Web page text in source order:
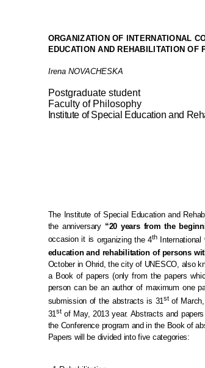
ORGANIZATION OF INTERNATIONAL
EDUCATION AND REHABILITATION
Irena NOVACHESKA
Postgraduate student
Faculty of Philosophy
Institute ofSpecial Education and
The Institute of Special Education and
the anniversary “20 years from the
occasionit is organizing the 4thInternational
education and rehabilitation of persons
October in Ohrid, the city of UNESCO, also
a Book of papers (only from the papers
person can be an author of maximum one
submission of the abstracts is 31stof March,
31stof May, 2013 year. Abstracts and papers
the Conference program and in the Book of
Papers will be divided into five categories: